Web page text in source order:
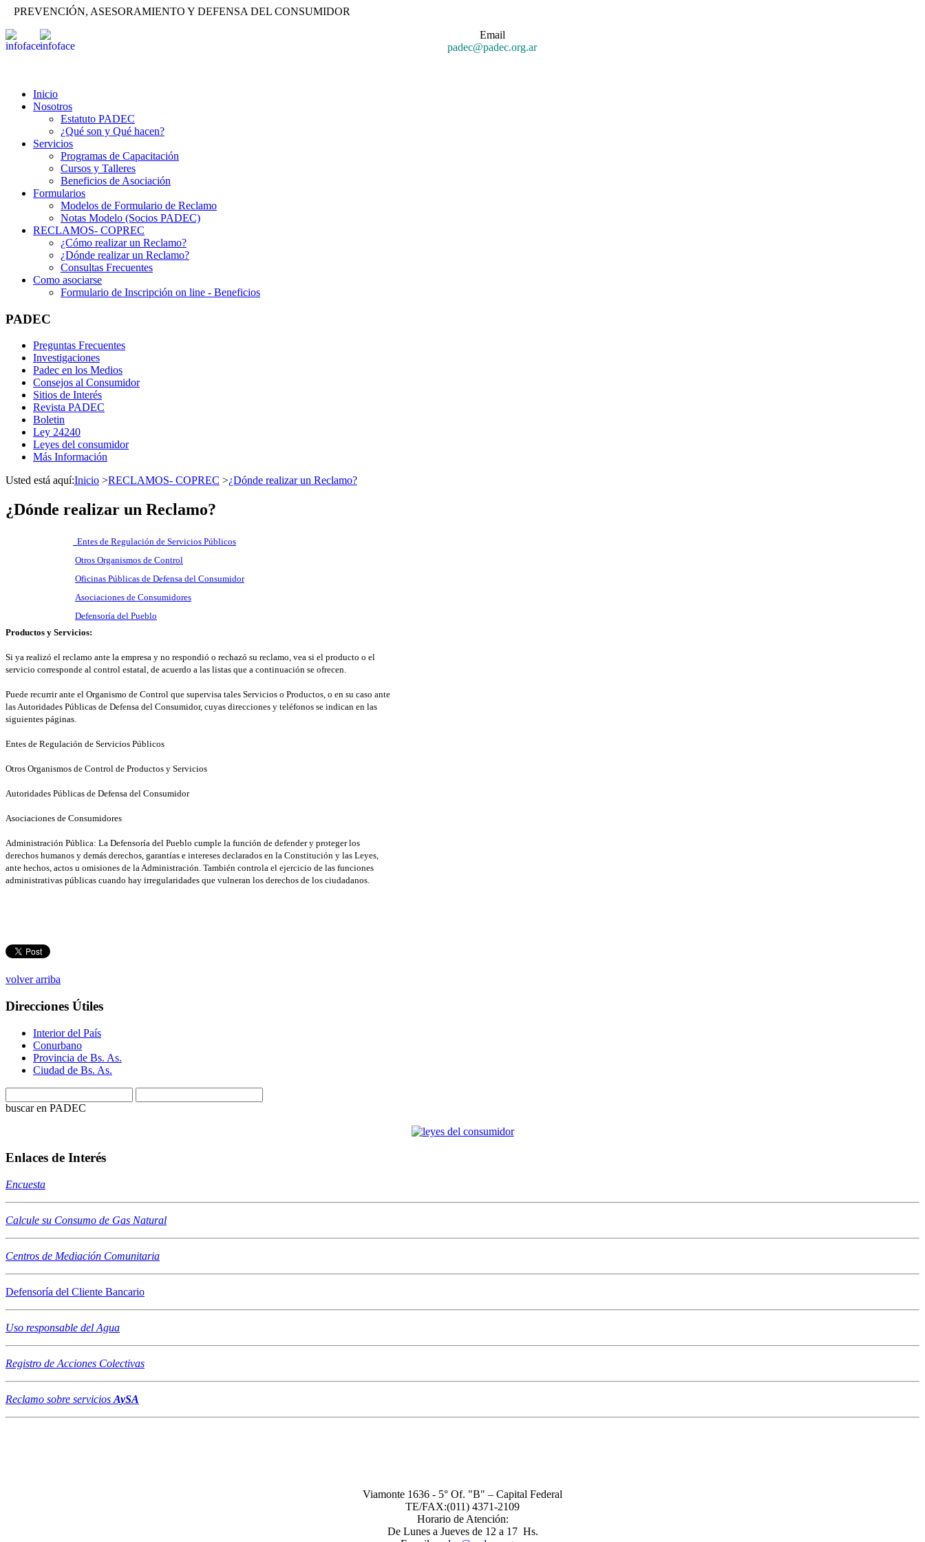
PREVENCIÓN, ASESORAMIENTO Y DEFENSA DEL CONSUMIDOR
Email
padec@padec.org.ar
Inicio
Nosotros
Estatuto PADEC
¿Qué son y Qué hacen?
Servicios
Programas de Capacitación
Cursos y Talleres
Beneficios de Asociación
Formularios
Modelos de Formulario de Reclamo
Notas Modelo (Socios PADEC)
RECLAMOS- COPREC
¿Cómo realizar un Reclamo?
¿Dónde realizar un Reclamo?
Consultas Frecuentes
Como asociarse
Formulario de Inscripción on line - Beneficios
PADEC
Preguntas Frecuentes
Investigaciones
Padec en los Medios
Consejos al Consumidor
Sitios de Interés
Revista PADEC
Boletin
Ley 24240
Leyes del consumidor
Más Información
Usted está aquí:Inicio >RECLAMOS- COPREC >¿Dónde realizar un Reclamo?
¿Dónde realizar un Reclamo?
Entes de Regulación de Servicios Públicos
Otros Organismos de Control
Oficinas Públicas de Defensa del Consumidor
Asociaciones de Consumidores
Defensoría del Pueblo
Productos y Servicios:
Si ya realizó el reclamo ante la empresa y no respondió o rechazó su reclamo, vea si el producto o el
servicio corresponde al control estatal, de acuerdo a las listas que a continuación se ofrecen.
Puede recurrir ante el Organismo de Control que supervisa tales Servicios o Productos, o en su caso ante
las Autoridades Públicas de Defensa del Consumidor, cuyas direcciones y teléfonos se indican en las
siguientes páginas.
Entes de Regulación de Servicios Públicos
Otros Organismos de Control de Productos y Servicios
Autoridades Públicas de Defensa del Consumidor
Asociaciones de Consumidores
Administración Pública: La Defensoría del Pueblo cumple la función de defender y proteger los
derechos humanos y demás derechos, garantías e intereses declarados en la Constitución y las Leyes,
ante hechos, actos u omisiones de la Administración. También controla el ejercicio de las funciones
administrativas públicas cuando hay irregularidades que vulneran los derechos de los ciudadanos.
volver arriba
Direcciones Útiles
Interior del País
Conurbano
Provincia de Bs. As.
Ciudad de Bs. As.
buscar en PADEC
Enlaces de Interés
Encuesta
Calcule su Consumo de Gas Natural
Centros de Mediación Comunitaria
Defensoría del Cliente Bancario
Uso responsable del Agua
Registro de Acciones Colectivas
Reclamo sobre servicios AySA
Viamonte 1636 - 5° Of. "B" – Capital Federal
TE/FAX:(011) 4371-2109
Horario de Atención:
De Lunes a Jueves de 12 a 17 Hs.